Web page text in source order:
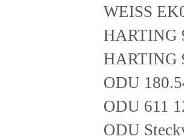
WEISS
HARTING
HARTING
ODU
ODU 611
ODU